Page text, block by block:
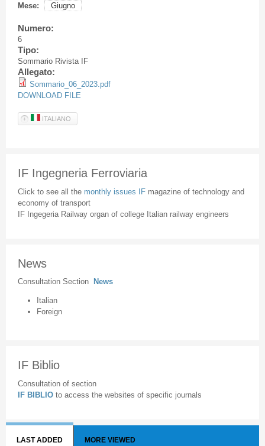
Mese:
Giugno
Numero:
6
Tipo:
Sommario Rivista IF
Allegato:
Sommario_06_2023.pdf
DOWNLOAD FILE
ITALIANO
IF Ingegneria Ferroviaria
Click to see all the monthly issues IF magazine of technology and
economy of transport
IF Ingegeria Railway organ of college Italian railway engineers
News
Consultation Section News
Italian
Foreign
IF Biblio
Consultation of section
IF BIBLIO to access the websites of specific journals
LAST ADDED MORE VIEWED